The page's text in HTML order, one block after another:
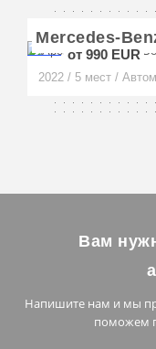
Форте-
Кортина-
Барселона
Mercedes-
от 990 EUR
2022 / 5 мест /
Вам
Напишите нам и мы
поможем